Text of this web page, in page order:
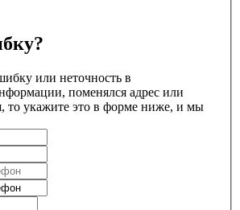
или неточность в
поменялся адрес или
то укажите это в форме ниже, и мы